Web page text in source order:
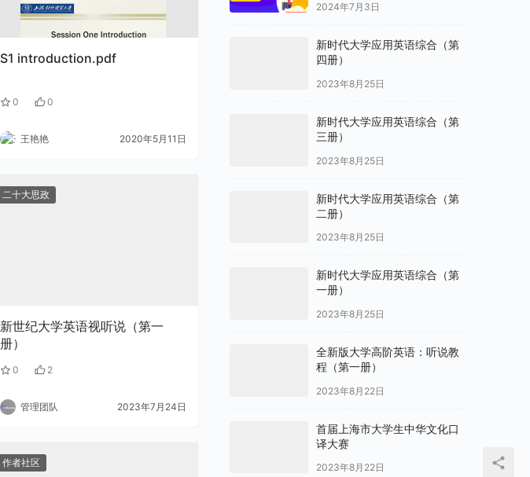
S1 introduction.pdf
0 0
王艳艳 2020年5月11日
二十大思政
新世纪大学英语视听说（第一
册）
0 2
管理团队 2023年7月24日
作者社区
2024年7月3日
新时代大学应用英语综合（第
四册）
2023年8月25日
新时代大学应用英语综合（第
三册）
2023年8月25日
新时代大学应用英语综合（第
二册）
2023年8月25日
新时代大学应用英语综合（第
一册）
2023年8月25日
全新版大学高阶英语：听说教
程（第一册）
2023年8月22日
首届上海市大学生中华文化口
译大赛
2023年8月22日